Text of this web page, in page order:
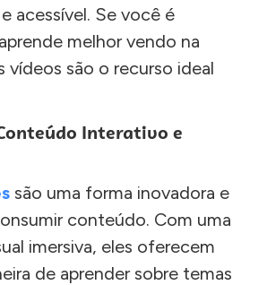
acessível. Se você é
melhor vendo na
vídeos são o recurso ideal
Interativo e
são uma forma inovadora e
conteúdo. Com uma
imersiva, eles oferecem
de aprender sobre temas